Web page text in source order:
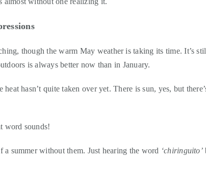
though the warm May weather is taking its time. It’s
is always better now than in January.
heat hasn’t quite taken over yet. There is sun, yes, but
word sounds!
a summer without them. Just hearing the word ‘chiringuito’